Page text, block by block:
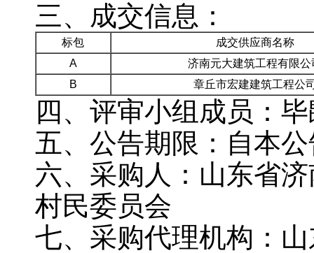
三、成交信息：
标包
成交供应商名称
A
济南元大建筑工程有限公
B
章丘市宏建建筑工程公
四、评审小组成员：
五、公告期限：自本
六、采购人： 山东省
村民委员会
七、采购代理机构：